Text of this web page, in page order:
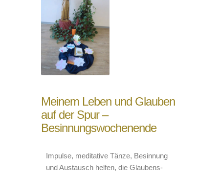
Meinem Leben und Glauben
auf der Spur –
Besinnungswochenende
Impulse, meditative Tänze, Besinnung
und Austausch helfen, die Glaubens-